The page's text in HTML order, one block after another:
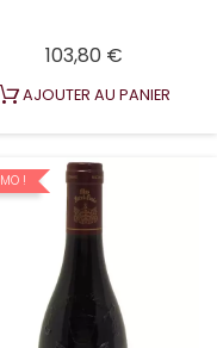
103,80 €Prix
AJOUTER AU PANIER
!